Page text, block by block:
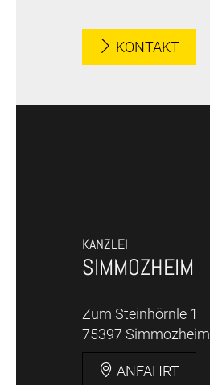
KONTAKT
KANZLEI
SIMMOZHEIM
Zum Steinhörnle 1
75397 Simmozheim
ANFAHRT